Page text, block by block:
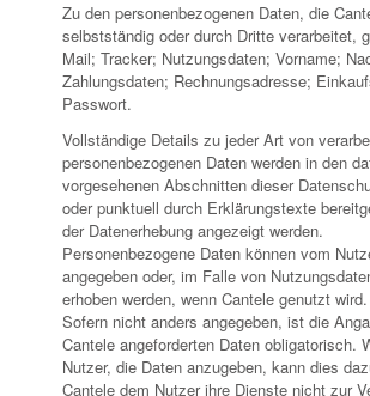
Zu den personenbezogenen Daten, die
selbstständig oder durch Dritte verarbeitet,
Mail; Tracker; Nutzungsdaten; Vorname;
Zahlungsdaten; Rechnungsadresse;
Passwort.
Vollständige Details zu jeder Art von
personenbezogenen Daten werden in den
vorgesehenen Abschnitten dieser
oder punktuell durch Erklärungstexte
der Datenerhebung angezeigt werden.
Personenbezogene Daten können vom
angegeben oder, im Falle von
erhoben werden, wenn Cantele genutzt wird.
Sofern nicht anders angegeben, ist die
Cantele angeforderten Daten obligatorisch.
Nutzer, die Daten anzugeben, kann dies
Cantele dem Nutzer ihre Dienste nicht zur